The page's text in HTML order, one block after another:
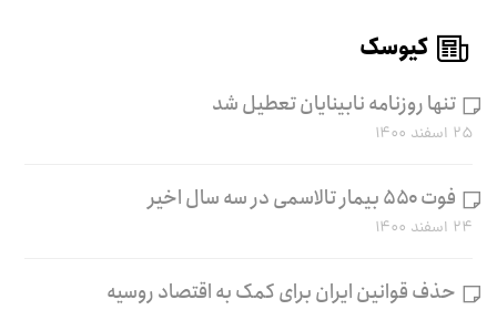
کیوسک
تنها روزنامه نابینایان تعطیل شد
۲۵ اسفند ۱۴۰۰
فوت ۵۵۰ بیمار تالاسمی در سه سال اخیر
۲۴ اسفند ۱۴۰۰
حذف قوانین ایران برای کمک به اقتصاد روسیه